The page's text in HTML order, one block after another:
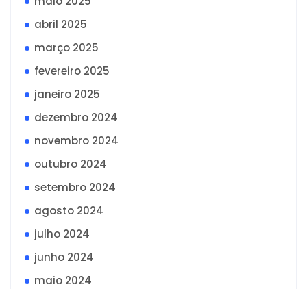
abril 2025
março 2025
fevereiro 2025
janeiro 2025
dezembro 2024
novembro 2024
outubro 2024
setembro 2024
agosto 2024
julho 2024
junho 2024
maio 2024